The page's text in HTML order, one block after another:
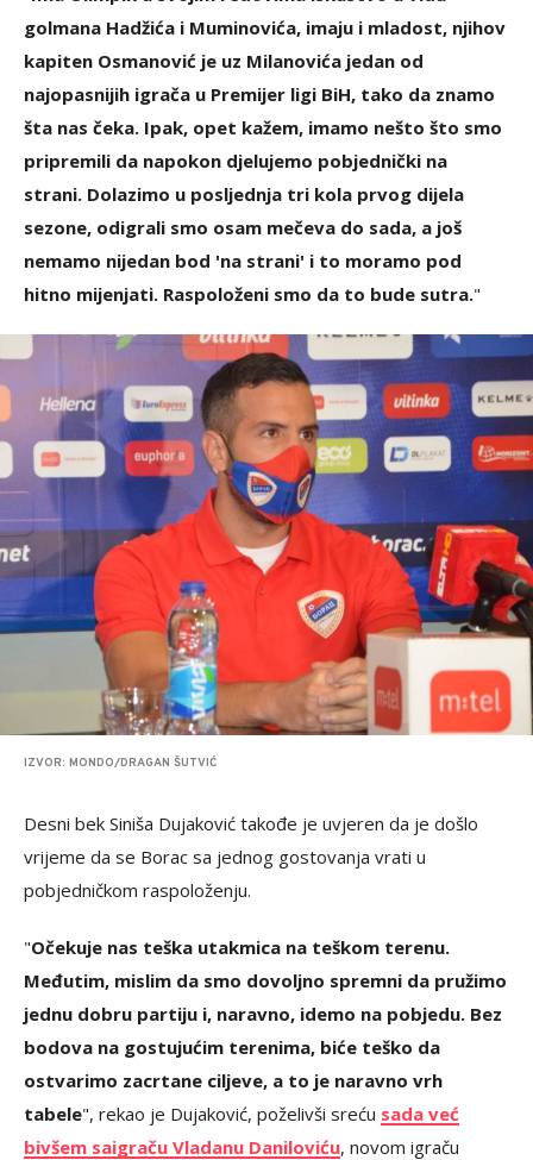
golmana Hadžića i Muminovića, imaju i mladost, njihov
kapiten Osmanović je uz Milanovića jedan od
najopasnijih igrača u Premijer ligi BiH, tako da znamo
šta nas čeka. Ipak, opet kažem, imamo nešto što smo
pripremili da napokon djelujemo pobjednički na
strani. Dolazimo u posljednja tri kola prvog dijela
sezone, odigrali smo osam mečeva do sada, a još
nemamo nijedan bod 'na strani' i to moramo pod
hitno mijenjati. Raspoloženi smo da to bude sutra."
IZVOR: MONDO/DRAGAN ŠUTVIĆ
Desni bek Siniša Dujaković takođe je uvjeren da je došlo
vrijeme da se Borac sa jednog gostovanja vrati u
pobjedničkom raspoloženju.
"Očekuje nas teška utakmica na teškom terenu.
Međutim, mislim da smo dovoljno spremni da pružimo
jednu dobru partiju i, naravno, idemo na pobjedu. Bez
bodova na gostujućim terenima, biće teško da
ostvarimo zacrtane ciljeve, a to je naravno vrh
tabele", rekao je Dujaković, poželivši sreću sada već
bivšem saigraču Vladanu Daniloviću, novom igraču